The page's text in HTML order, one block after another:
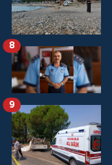
8
9